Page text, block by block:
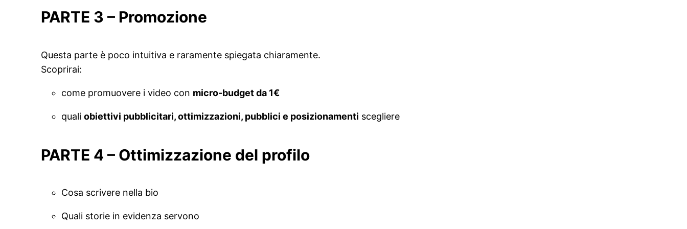
PARTE 3 – Promozione
Questa parte è poco intuitiva e raramente spiegata chiaramente.
Scoprirai:
come promuovere i video con micro-budget da 1€
quali obiettivi pubblicitari, ottimizzazioni, pubblici e posizionamenti scegliere
PARTE 4 – Ottimizzazione del profilo
Cosa scrivere nella bio
Quali storie in evidenza servono